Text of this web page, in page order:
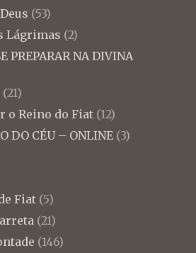
(53)
Lágrimas (2)
PREPARAR NA DIVINA
(21)
o Reino do Fiat (12)
DO CÉU – ONLINE (3)
Fiat (5)
(21)
(146)